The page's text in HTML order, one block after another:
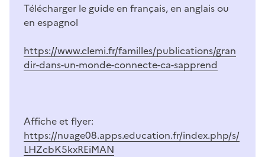
Télécharger le guide en français, en anglais ou
en espagnol
https://www.clemi.fr/familles/publications/gran
dir-dans-un-monde-connecte-ca-sapprend
Affiche et flyer:
https://nuage08.apps.education.fr/index.php/s/
LHZcbK5kxREiMAN